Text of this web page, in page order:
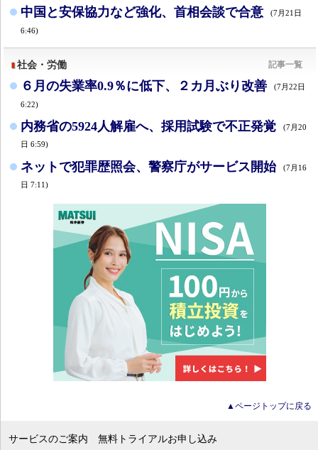
中国と安保協力など強化、首相会談で合意 (7月21日
6:46)
社会・労働 記事一覧
６月の失業率0.9％に低下、２カ月ぶり改善 (7月22日
6:22)
内務省の5924人解雇へ、採用試験で不正発覚
(7月20
日 6:59)
ネットで犯罪歴照会、警察庁がサービス開始
(7月16
日 7:11)
▲ページトップに戻る
サービスのご案内 無料トライアルお申し込み